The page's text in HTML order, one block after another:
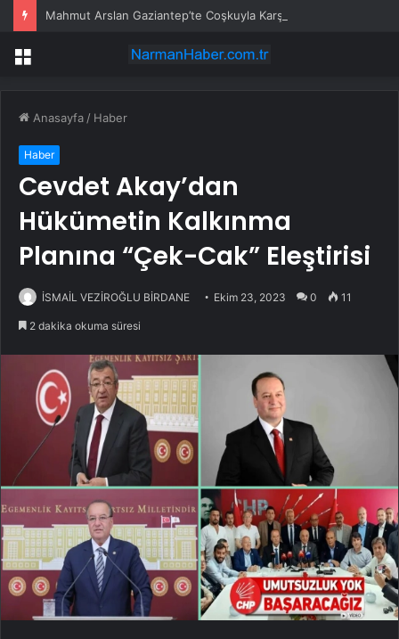
Mahmut Arslan Gaziantep’te Coşkuyla Karşılandı
Menü
Anasayfa / Haber
Haber
Cevdet Akay’dan
Hükümetin Kalkınma
Planına “Çek-Cak” Eleştirisi
İSMAİL VEZİROĞLU BİRDANE Ekim 23, 2023 0 11
2 dakika okuma süresi